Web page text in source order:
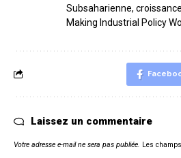
Subsaharienne, croissance
Making Industrial Policy
Laissez un commentaire
Votre adresse e-mail ne sera pas publiée. Les